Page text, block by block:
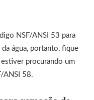
NSF/ANSI 53 para
água, portanto, fique
procurando um
ANSI 58.